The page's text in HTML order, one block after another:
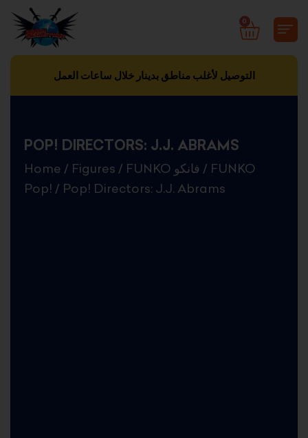
content
0
CART
التوصيل لأغلب مناطق بدينار خلال ساعات العمل
POP! DIRECTORS: J.J. ABRAMS
Home / Figures / FUNKO فانكو / FUNKO
Pop! / Pop! Directors: J.J. Abrams